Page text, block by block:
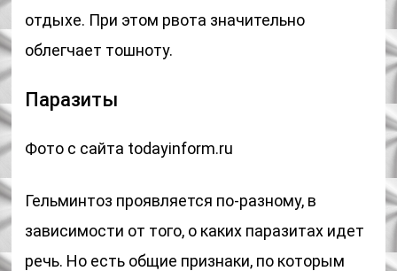
отдыхе. При этом рвота значительно
облегчает тошноту.
Паразиты
Фото с сайта todayinform.ru
Гельминтоз проявляется по-разному, в
зависимости от того, о каких паразитах идет
речь. Но есть общие признаки, по которым